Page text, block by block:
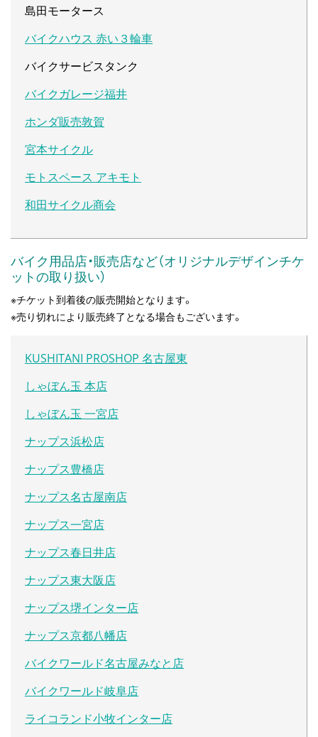
島田モータース
バイクハウス 赤い３輪車
バイクサービスタンク
バイクガレージ福井
ホンダ販売敦賀
宮本サイクル
モトスペース アキモト
和田サイクル商会
バイク用品店・販売店など（オリジナルデザインチケ
ットの取り扱い）
※チケット到着後の販売開始となります。
※売り切れにより販売終了となる場合もございます。
KUSHITANI PROSHOP 名古屋東
しゃぼん玉 本店
しゃぼん玉 一宮店
ナップス浜松店
ナップス豊橋店
ナップス名古屋南店
ナップス一宮店
ナップス春日井店
ナップス東大阪店
ナップス堺インター店
ナップス京都八幡店
バイクワールド名古屋みなと店
バイクワールド岐阜店
ライコランド小牧インター店